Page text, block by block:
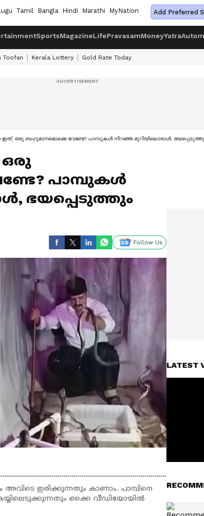
Tamil Bangla Hindi Marathi MyNation Add Preferred
SportsMagazineLifePravasamMoneyYatra
Toofan Kerala Lottery Gold Rate Today
ഇത്, ഒരു ബഹുമാനമൊക്കെ വേണ്ടേ? പാമ്പുകൾ നിറഞ്ഞ മുറിയിലൊരാൾ,
ഒരു
പാമ്പുകൾ
ഭയപ്പെടുത്തും
Follow Us
ഇരിക്കുന്നതും കാണാം. പാമ്പിനെ
ഒക്കെ വീഡിയോയിൽ
LATEST